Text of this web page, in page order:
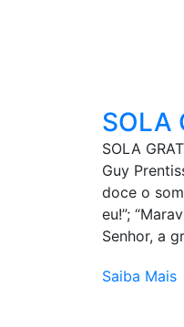
SOLA
SOLA
Guy
doce o
eu!”;
Senhor, a
Saiba Mais